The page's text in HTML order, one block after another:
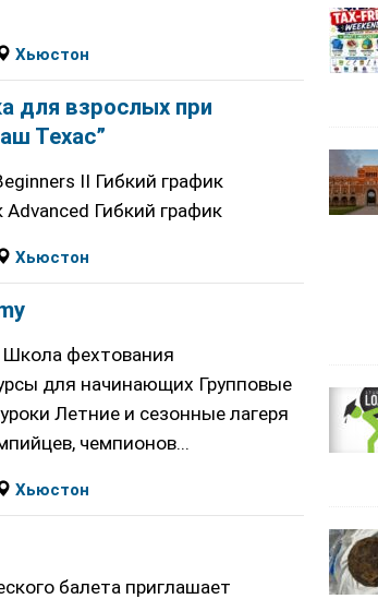
Хьюстон
для взрослых при
Техас”
II Гибкий график
Гибкий график
Хьюстон
Школа фехтования
для начинающих Групповые
Летние и сезонные лагеря
чемпионов...
Хьюстон
балета приглашает